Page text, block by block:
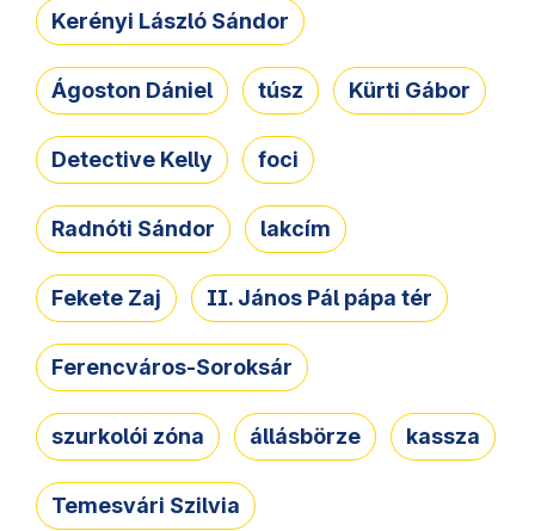
Kerényi László Sándor
Ágoston Dániel túsz Kürti Gábor
Detective Kelly foci
Radnóti Sándor lakcím
Fekete Zaj II. János Pál pápa tér
Ferencváros-Soroksár
szurkolói zóna állásbörze kassza
Temesvári Szilvia